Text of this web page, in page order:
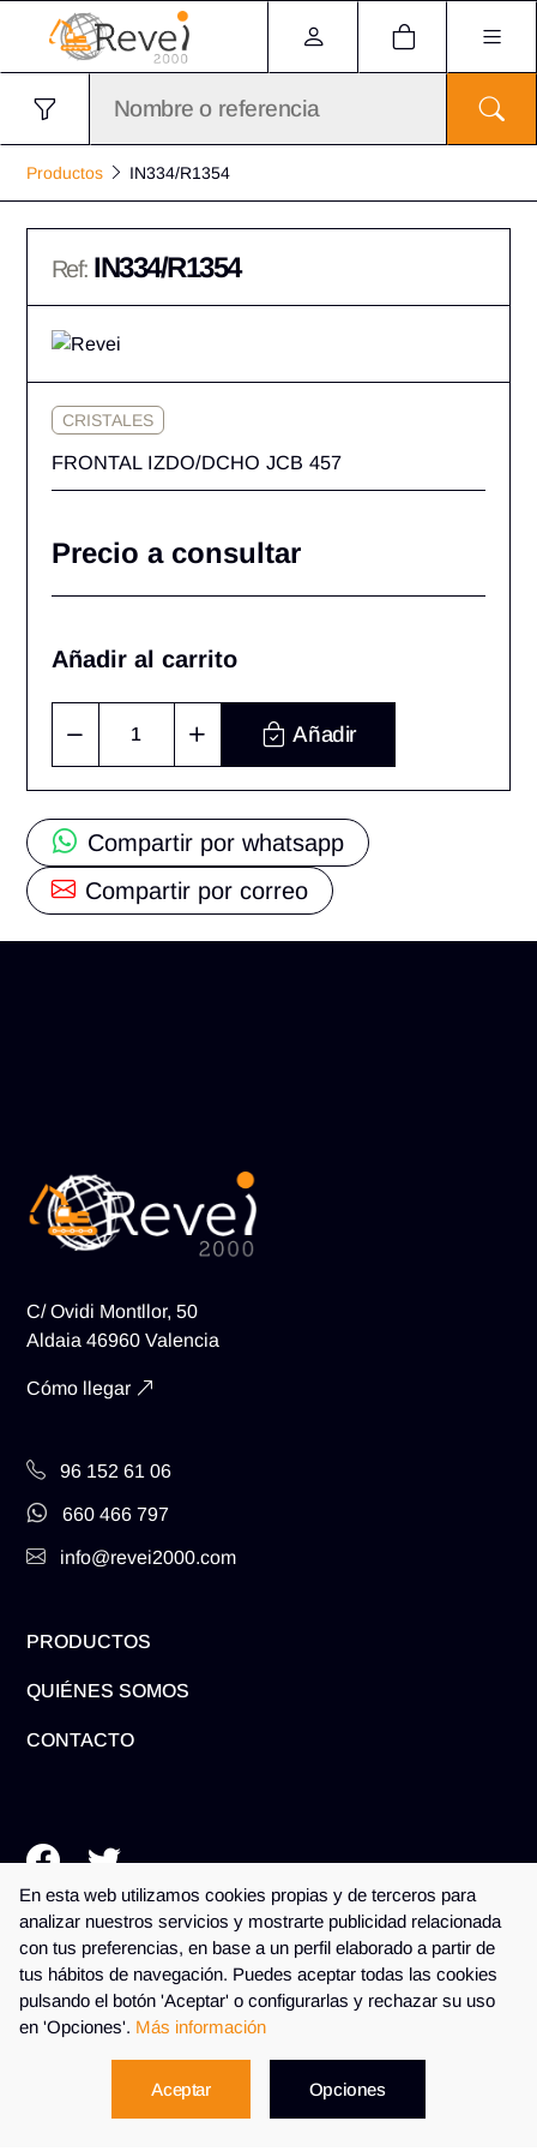
Productos IN334/R1354
Ref: IN334/R1354
CRISTALES
FRONTAL IZDO/DCHO JCB 457
Precio a consultar
Añadir al carrito
Añadir
Compartir por whatsapp
Compartir por correo
C/ Ovidi Montllor, 50
Aldaia 46960 Valencia
Cómo llegar
96 152 61 06
660 466 797
info@revei2000.com
PRODUCTOS
QUIÉNES SOMOS
CONTACTO
En esta web utilizamos cookies propias y de terceros para
analizar nuestros servicios y mostrarte publicidad relacionada
con tus preferencias, en base a un perfil elaborado a partir de
tus hábitos de navegación. Puedes aceptar todas las cookies
pulsando el botón 'Aceptar' o configurarlas y rechazar su uso
en 'Opciones'. Más información
Aceptar Opciones